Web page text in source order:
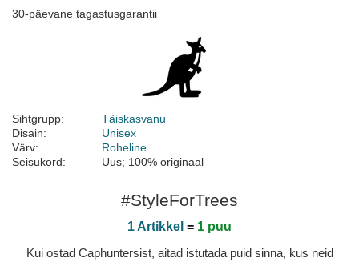
30-päevane tagastusgarantii
Sihtgrupp:
Täiskasvanu
Disain:
Unisex
Värv:
Roheline
Seisukord:
Uus; 100% originaal
#StyleForTrees
1 Artikkel = 1 puu
Kui ostad Caphuntersist, aitad istutada puid sinna, kus neid